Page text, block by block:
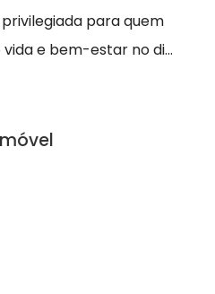
para quem
e bem-estar no di...